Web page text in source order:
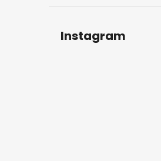
Instagram